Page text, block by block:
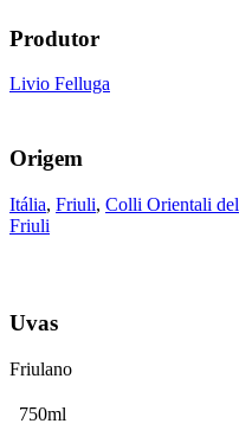
Produtor
Livio Felluga
Origem
Itália, Friuli, Colli Orientali del
Friuli
Uvas
Friulano
750ml